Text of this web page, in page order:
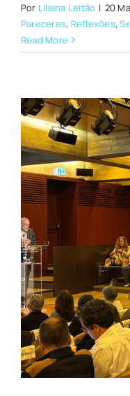
Por Liliana Leitão | 20
Pareceres, Reflexões,
Read More